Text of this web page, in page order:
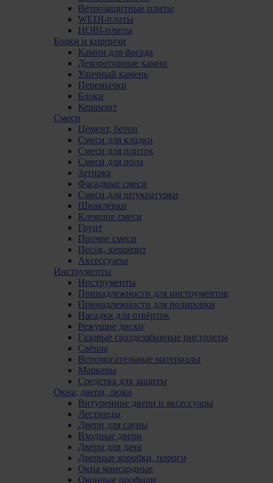
Ветрозащитные плиты
WEDI-плиты
HOBI-плиты
Блоки и кирпичи
Камни для фасада
Декоротивные камни
Уличный камень
Перемычки
Блоки
Керамзит
Смеси
Цемент, бетон
Смеси для кладки
Смеси для плиток
Смеси для пола
Затирка
Фасадные смеси
Смеси для штукратурки
Шпаклёвки
Клеящие смеси
Грунт
Прочие смеси
Песок, керамзит
Аксессуары
Инструменты
Инструменты
Принадлежности для инструментов
Принадлежности для полировки
Насадки для отвёрток
Режущие диски
Газовые гвоздезабивные пистолеты
Свёрла
Вспомогательные материалы
Маркеры
Средства для защиты
Окна, двери, люки
Внтуренние двери и аксессуары
Лестницы
Двери для сауны
Входные двери
Двери для дачи
Дверные коробки, пороги
Окна мансардные
Оконные профили